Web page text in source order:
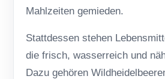
Mahlzeiten gemieden.
Stattdessen stehen
die frisch, wasserreich und
Dazu gehören